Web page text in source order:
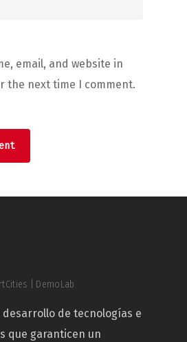
email, and website in
the next time I comment.
| DemoLab
desarrollo de tecnologías e
que garanticen un